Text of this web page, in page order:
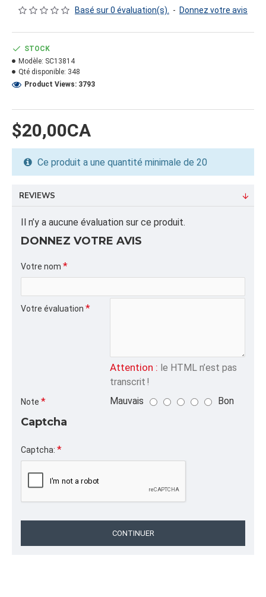
Conçu en coton durable, il offre une alternative
optimal. Parfait pour les commerces de détail ou un
usage personnel.
INFORMATION PRODUIT
Capacité/Taille:
13X8X14 POUCES
FORMAT DU PRODUIT
Dimension:
Poids: 48.00
Volume cubique: 2.47 pieds cubes
Quantité par palette: 2400.00
Dimension/pallet:
ALPHA
Sacs Papier avec Poignées Découpées,Sacs
Compostables Alimentaires,Sacs de
Magasinage,Liquidation et Promotions
Basé sur 0 évaluation(s). - Donnez votre avis
$20,00CA
STOCK
Modèle: SC13814
Qté disponible: 348
Product Views: 3793
Ce produit a une quantité minimale de 20
REVIEWS
Il n’y a aucune évaluation sur ce produit.
DONNEZ VOTRE AVIS
Votre nom
Votre évaluation
Attention : le HTML n’est pas
transcrit !
Note Mauvais Bon
Captcha
Captcha:
CONTINUER